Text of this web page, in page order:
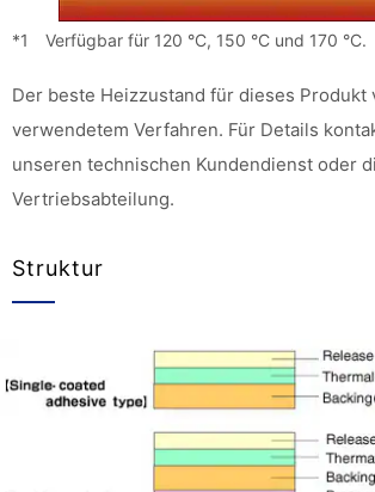
*1 Verfügbar für 120 °C, 150 °C und 170 °C.
Der beste Heizzustand für dieses Produkt
verwendetem Verfahren. Für Details
unseren technischen Kundendienst oder
Vertriebsabteilung.
Struktur